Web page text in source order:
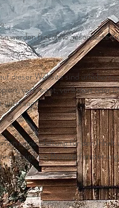
werden frei ohne gesonderte
dieser Website sind
verbreitet, verändert oder
untersagt.
keine Haftung für den
eigenen Browserfenster